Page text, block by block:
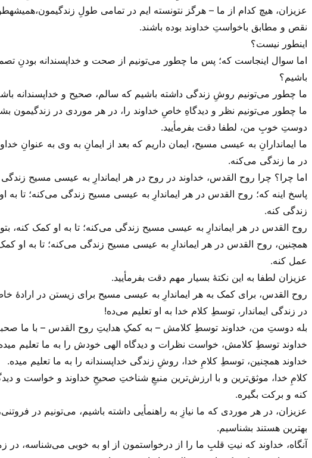
عزیزان، هیچ کدام از ما – هرگز نتونسته ایم در تمامی طولِ
نقص و مطابق باخواستِ خداوند بوده باشند.
اینطور نیست؟
اما سوال اینجاست که؛ پس ما چطور می‌‌تونیم از صحت و خداپسندانه بودنِ
باشیم؟
ما چطور می‌‌تونیم روشِ زندگی داشته باشیم که سالم، صحیح و خداپسندانه
ما چطور می‌‌تونیم نظر و دیدگاهِ خاصِ خداوند را، در هر موردی در زندگیمون
دوستِ خوبِ من، لطفا دقت بفرمأیید.
ما ایماندارانِ به عیسی مسیح، ایمان داریم که بعد از ایمانِ به وی به عنوانِ
در ما زندگی می‌‌کنه.
اما چرا؟ چرا روح القدس، خداوند در روح در هر ایماندارِ به عیسی مسیح
پاسخ اینه که؛ روح القدس در هر ایماندارِ به عیسی مسیح زندگی می‌‌کنه؛ تا به
زندگی کنه.
روح القدس در هر ایماندارِ به عیسی مسیح زندگی می‌‌کنه؛ تا به او کمک کنه،
همچنین، روح القدس در هر ایماندارِ به عیسی مسیح زندگی می‌‌کنه؛ تا به او
عمل کنه.
عزیزان لطفا به این نکتهٔ بسیار مهم دقت بفرمأیید.
روح القدس، برای کمک به هر ایماندارِ به عیسی مسیح برای زیستن در ارادهٔ
در زندگی ایماندار، توسطِ کلام خدا به او تعلیم می‌‌ده!
بله دوستِ من، خداوند توسطِ کلامش – به کمکِ هدایتِ روح القدس – با ما
خداوند توسطِ کلامش، خواست نظرات و دیدگاه الهی خودش را به ما تعلیم
خداوند همچنین، توسطِ کلامِ خدا، روشِ زندگی خداپسندانه را به ما تعلیم میده.
کلامِ خدا، موثق‌ترین و با ارزش‌ترین منبعِ شناختِ صحیحِ خداوند و خواست و
کنه و برکت بگیره.
عزیزان، در هر موردی که ما نیازِ به راهنمأیی داشته باشیم، می‌‌تونیم در
بهترین هستند بشناسیم.
آنگاه، خداوند که نیتِ قلبِ ما را از درخواستمون از او به خوبی می‌‌شناسه،